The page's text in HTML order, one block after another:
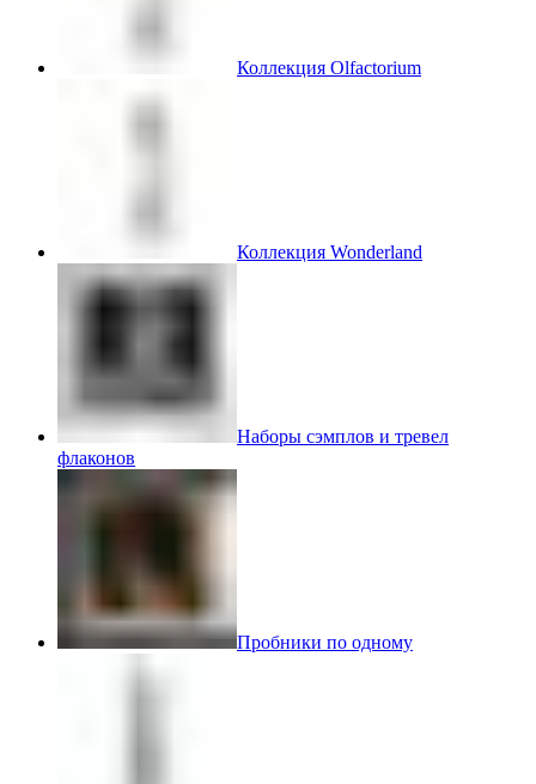
Коллекция Olfactorium
Коллекция Wonderland
Наборы сэмплов и тревел
флаконов
Пробники по одному